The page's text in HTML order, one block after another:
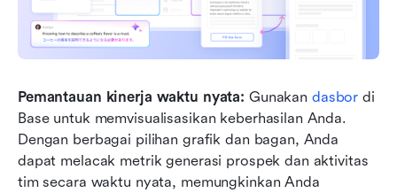
Pemantauan kinerja waktu nyata: Gunakan dasbor di
Base untuk memvisualisasikan keberhasilan Anda.
Dengan berbagai pilihan grafik dan bagan, Anda
dapat melacak metrik generasi prospek dan aktivitas
tim secara waktu nyata, memungkinkan Anda